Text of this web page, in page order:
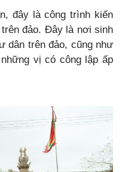
đây là công trình kiến
đảo. Đây là nơi sinh
dân trên đảo, cũng như
vị có công lập ấp